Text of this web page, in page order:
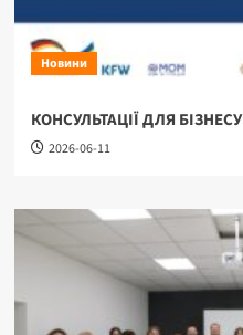
Новини
КОНСУЛЬТАЦІЇ ДЛЯ БІЗНЕСУ
2026-06-11